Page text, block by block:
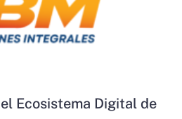
Ecosistema Digital de